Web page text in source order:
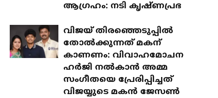
ആഗ്രഹം: നടി കൃഷ്ണപ്രഭ
വിജയ് തിരഞ്ഞെടുപ്പിൽ
തോൽക്കുന്നത് മകന്
കാണണം: വിവാഹമോചന
ഹർജി നൽകാൻ അമ്മ
സംഗീതയെ പ്രേരിപ്പിച്ചത്
വിജയ്യുടെ മകൻ ജേസൺ